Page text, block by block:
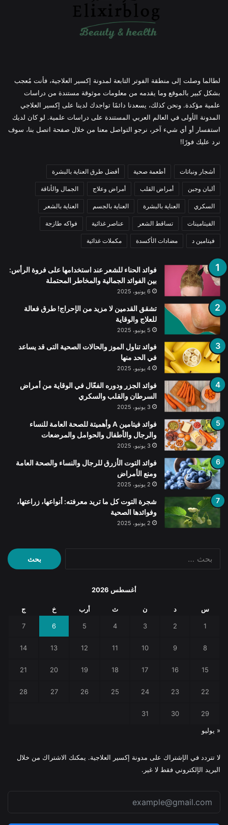
لطالما وصلت إلى منطقة الفوتر التابعة لمدونة إكسير العلاجية، فأنت مُعجب
بشكل كبير بالموقع وما يقدمه من معلومات موثوقة مستندة من دراسات
علمية مؤكدة. ونحن كذلك، يسعدنا دائمًا تواجدك لدينا على إكسير العلاجي
المدونة الأولى في العالم العربي المستندة على دراسات علمية. لو كان لديك
استفسار أو أي شيء آخر، نرجو التواصل معنا من خلال صفحة اتصل بنا، سوف
نرد عليك فورًا!
أشجار ونباتات أطعمة صحية أفضل طرق العناية بالبشرة
ألبان وجبن أمراض القلب أمراض وعلاج الجمال والأناقة
السكري العناية بالبشرة العناية بالجسم العناية بالشعر
الفيتامينات تساقط الشعر عناصر غذائية فواكه طازجة
فيتامين د مضادات الأكسدة مكملات غذائية
فوائد الحناء للشعر عند استخدامها على فروة الرأس:
بين الفوائد الجمالية والمخاطر المحتملة
6 يونيو، 2025
تشقق القدمين لا مزيد من الإحراج! طرق فعالة
للعلاج والوقاية
5 يونيو، 2025
فوائد تناول الموز والحالات الصحية التى قد يساعد
في الحد منها
4 يونيو، 2025
فوائد الجزر ودوره الفعّال في الوقاية من أمراض
السرطان والقلب والسكري
3 يونيو، 2025
فوائد فيتامين A وأهميتة للصحة العامة للنساء
والرجال والأطفال والحوامل والمرضعات
3 يونيو، 2025
فوائد التوت الأزرق للرجال والنساء والصحة العامة
ومنع الأمراض
2 يونيو، 2025
شجرة التوت كل ما تريد معرفته: أنواعها، زراعتها،
وفوائدها الصحية
2 يونيو، 2025
البحث
عن:
أغسطس 2026
س د ن ث أرب خ ج
1
2
3
4
5
6
7
8
9
10
11
12
13
14
15
16
17
18
19
20
21
22
23
24
25
26
27
28
29
30
31
« يوليو
لا تتردد في الإشتراك على مدونة إكسير العلاجية. يمكنك الاشتراك من خلال
البريد الإلكتروني فقط لا غير.